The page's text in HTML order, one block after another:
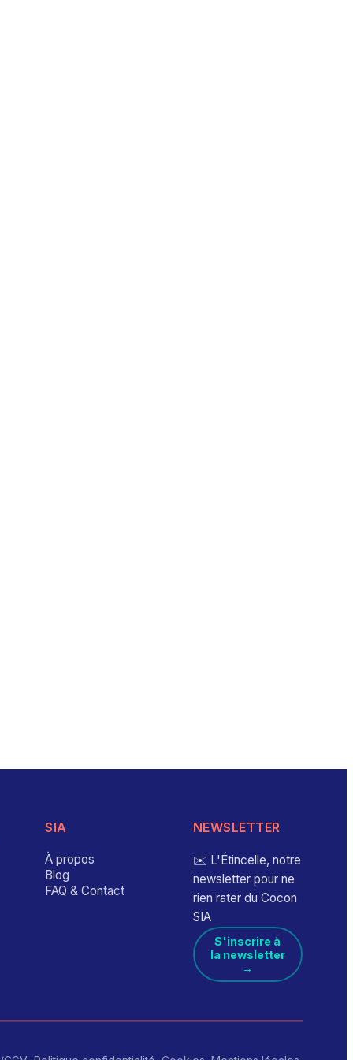
SIA
À propos
Blog
FAQ & Contact
NEWSLETTER
✉️ L'Étincelle, notre
newsletter pour ne
rien rater du Cocon
SIA
S'inscrire à
la newsletter
→